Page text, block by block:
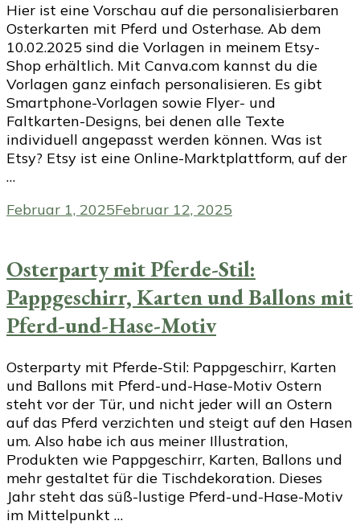
Hier ist eine Vorschau auf die personalisierbaren
Osterkarten mit Pferd und Osterhase. Ab dem
10.02.2025 sind die Vorlagen in meinem Etsy-
Shop erhältlich. Mit Canva.com kannst du die
Vorlagen ganz einfach personalisieren. Es gibt
Smartphone-Vorlagen sowie Flyer- und
Faltkarten-Designs, bei denen alle Texte
individuell angepasst werden können. Was ist
Etsy? Etsy ist eine Online-Marktplattform, auf der
…
Februar 1, 2025Februar 12, 2025
Osterparty mit Pferde-Stil:
Pappgeschirr, Karten und Ballons mit
Pferd-und-Hase-Motiv
Osterparty mit Pferde-Stil: Pappgeschirr, Karten
und Ballons mit Pferd-und-Hase-Motiv Ostern
steht vor der Tür, und nicht jeder will an Ostern
auf das Pferd verzichten und steigt auf den Hasen
um. Also habe ich aus meiner Illustration,
Produkten wie Pappgeschirr, Karten, Ballons und
mehr gestaltet für die Tischdekoration. Dieses
Jahr steht das süß-lustige Pferd-und-Hase-Motiv
im Mittelpunkt …